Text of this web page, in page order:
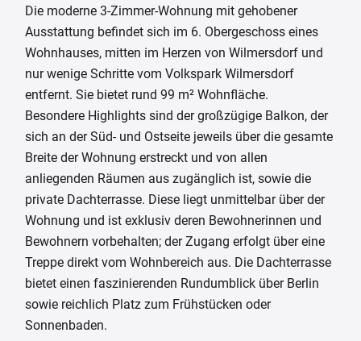
Die moderne 3-Zimmer-Wohnung mit gehobener
Ausstattung befindet sich im 6. Obergeschoss eines
Wohnhauses, mitten im Herzen von Wilmersdorf und
nur wenige Schritte vom Volkspark Wilmersdorf
entfernt. Sie bietet rund 99 m² Wohnfläche.
Besondere Highlights sind der großzügige Balkon, der
sich an der Süd- und Ostseite jeweils über die gesamte
Breite der Wohnung erstreckt und von allen
anliegenden Räumen aus zugänglich ist, sowie die
private Dachterrasse. Diese liegt unmittelbar über der
Wohnung und ist exklusiv deren Bewohnerinnen und
Bewohnern vorbehalten; der Zugang erfolgt über eine
Treppe direkt vom Wohnbereich aus. Die Dachterrasse
bietet einen faszinierenden Rundumblick über Berlin
sowie reichlich Platz zum Frühstücken oder
Sonnenbaden.